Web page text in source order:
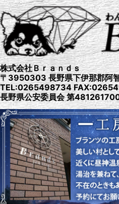
株式会社Ｂｒａｎｄｓ
〒3950303 長野県下伊那郡阿
TEL:0265498734
長野県公安委員会 第